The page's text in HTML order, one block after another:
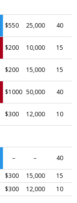
$550 25,000 40
$200 10,000 15
$200 15,000 15
$1000 50,000 40
$300 12,000 10
– – 40
$300 15,000
15
$300 12,000 10